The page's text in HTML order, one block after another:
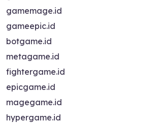
gamemage.id
gameepic.id
botgame.id
metagame.id
fightergame.id
epicgame.id
magegame.id
hypergame.id